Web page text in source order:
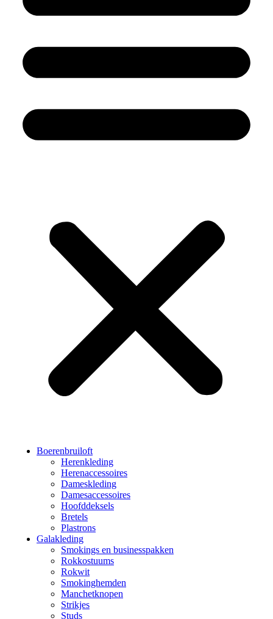
Boerenbruiloft
Herenkleding
Herenaccessoires
Dameskleding
Damesaccessoires
Hoofddeksels
Bretels
Plastrons
Galakleding
Smokings en businesspakken
Rokkostuums
Rokwit
Smokinghemden
Manchetknopen
Strikjes
Studs